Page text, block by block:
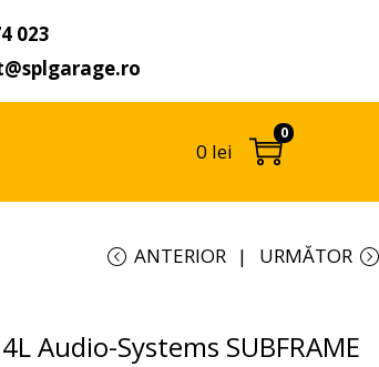
023
0 lei
0
ANTERIOR URMĂTOR
Audio-Systems SUBFRAME